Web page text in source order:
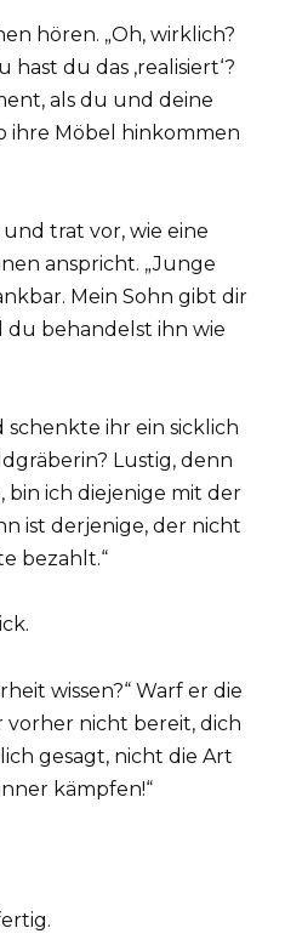
hören. „Oh, wirklich?
hast du das ‚realisiert‘?
als du und deine
ihre Möbel hinkommen
trat vor, wie eine
anspricht. „Junge
Mein Sohn gibt dir
du behandelst ihn wie
ihr ein sicklich
Lustig, denn
bin ich diejenige mit der
ist derjenige, der nicht
bezahlt.“
wissen?“ Warf er die
vorher nicht bereit, dich
gesagt, nicht die Art
kämpfen!“